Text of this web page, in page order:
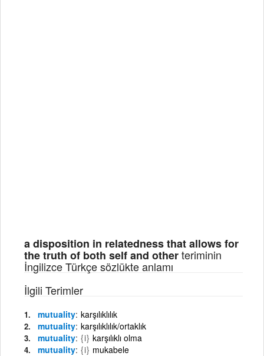
a disposition in relatedness that allows for
the truth of both self and otherteriminin
İngilizce Türkçe sözlükte anlamı
İlgili Terimler
mutuality karşılıklılık
mutuality karşılıklılık/ortaklık
mutuality {i} karşılıklı olma
mutuality {i} mukabele